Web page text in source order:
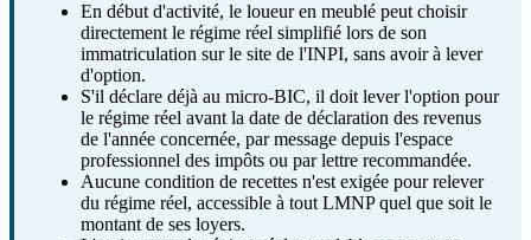
En début d'activité, le loueur en meublé peut choisir
directement le régime réel simplifié lors de son
immatriculation sur le site de l'INPI, sans avoir à lever
d'option.
S'il déclare déjà au micro-BIC, il doit lever l'option pour
le régime réel avant la date de déclaration des revenus
de l'année concernée, par message depuis l'espace
professionnel des impôts ou par lettre recommandée.
Aucune condition de recettes n'est exigée pour relever
du régime réel, accessible à tout LMNP quel que soit le
montant de ses loyers.